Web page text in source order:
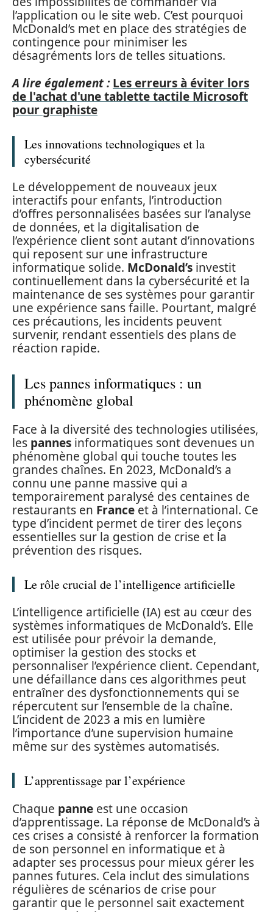
l’application ou le site web. C’est pourquoi
McDonald’s met en place des stratégies de
contingence pour minimiser les
désagréments lors de telles situations.
A lire également : Les erreurs à éviter lors
de l'achat d'une tablette tactile Microsoft
pour graphiste
Les innovations technologiques et la
cybersécurité
Le développement de nouveaux jeux
interactifs pour enfants, l’introduction
d’offres personnalisées basées sur l’analyse
de données, et la digitalisation de
l’expérience client sont autant d’innovations
qui reposent sur une infrastructure
informatique solide. McDonald’s investit
continuellement dans la cybersécurité et la
maintenance de ses systèmes pour garantir
une expérience sans faille. Pourtant, malgré
ces précautions, les incidents peuvent
survenir, rendant essentiels des plans de
réaction rapide.
Les pannes informatiques : un
phénomène global
Face à la diversité des technologies utilisées,
les pannes informatiques sont devenues un
phénomène global qui touche toutes les
grandes chaînes. En 2023, McDonald’s a
connu une panne massive qui a
temporairement paralysé des centaines de
restaurants en France et à l’international. Ce
type d’incident permet de tirer des leçons
essentielles sur la gestion de crise et la
prévention des risques.
Le rôle crucial de l’intelligence artificielle
L’intelligence artificielle (IA) est au cœur des
systèmes informatiques de McDonald’s. Elle
est utilisée pour prévoir la demande,
optimiser la gestion des stocks et
personnaliser l’expérience client. Cependant,
une défaillance dans ces algorithmes peut
entraîner des dysfonctionnements qui se
répercutent sur l’ensemble de la chaîne.
L’incident de 2023 a mis en lumière
l’importance d’une supervision humaine
même sur des systèmes automatisés.
L’apprentissage par l’expérience
Chaque panne est une occasion
d’apprentissage. La réponse de McDonald’s à
ces crises a consisté à renforcer la formation
de son personnel en informatique et à
adapter ses processus pour mieux gérer les
pannes futures. Cela inclut des simulations
régulières de scénarios de crise pour
garantir que le personnel sait exactement